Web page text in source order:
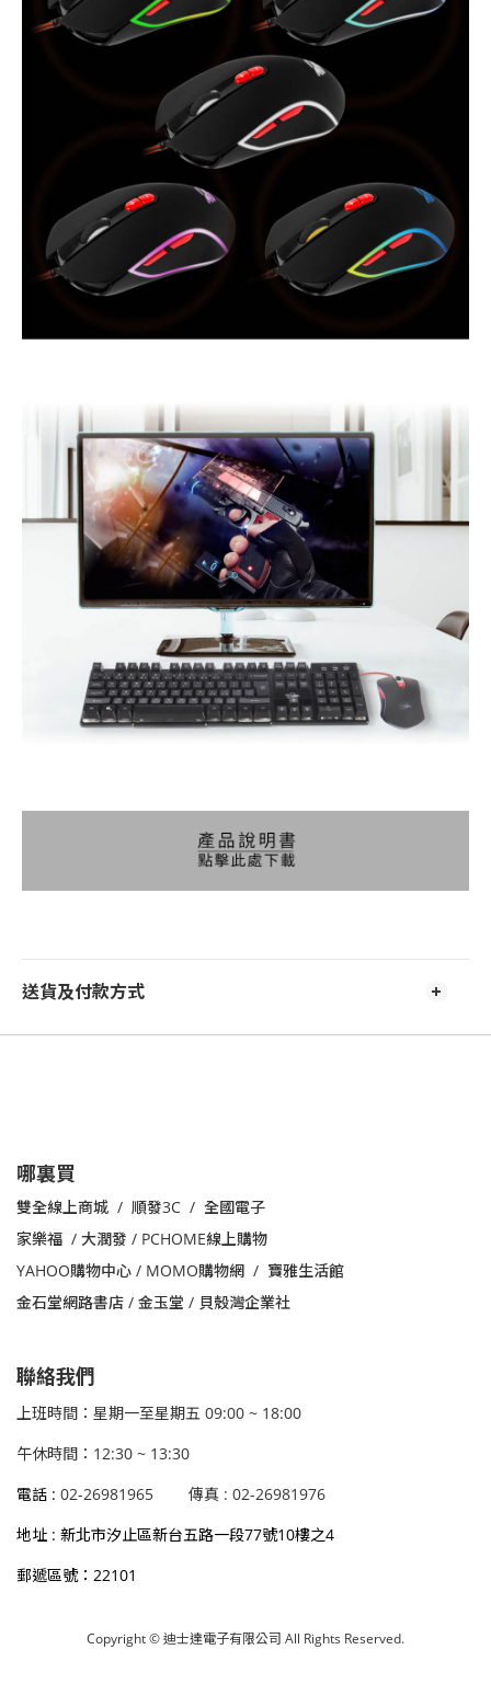
送貨及付款方式
哪裏買
雙全線上商城 / 順發3C / 全國電子
家樂福 / 大潤發 / PCHOME線上購物
YAHOO購物中心 / MOMO購物網 / 寶雅生活館
金石堂網路書店 / 金玉堂 / 貝殼灣企業社
聯絡我們
上班時間：星期一至星期五 09:00 ~ 18:00
午休時間：12:30 ~ 13:30
電話 : 02-26981965 傳真 : 02-26981976
地址 : 新北市汐止區新台五路一段77號10樓之4
郵遞區號：22101
Copyright © 迪士達電子有限公司 All Rights Reserved.